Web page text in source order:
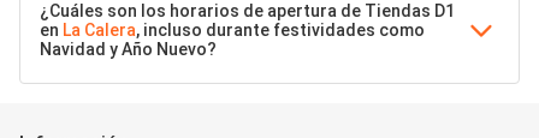
¿Cuáles son los horarios de apertura de Tiendas D1
en La Calera, incluso durante festividades como
Navidad y Año Nuevo?